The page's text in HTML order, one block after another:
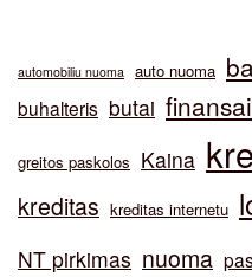
automobiliu nuoma auto nuoma
buhalteris butai finansai
greitos paskolos Kaina
kreditas kreditas internetu
NT pirkimas nuoma